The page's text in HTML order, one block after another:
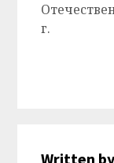
г.
Written